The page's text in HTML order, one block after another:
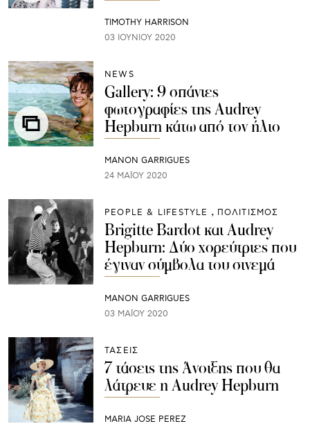
TIMOTHY HARRISON
03 ΙΟΥΝΊΟΥ 2020
NEWS
Gallery: 9 σπάνιες
φωτογραφίες της Audrey
Hepburn κάτω από τον ήλιο
MANON GARRIGUES
24 ΜΑΪ́ΟΥ 2020
PEOPLE & LIFESTYLE ΠΟΛΙΤΙΣΜΟΣ
Brigitte Bardot και Audrey
Hepburn: Δύο χορεύτριες που
έγιναν σύμβολα του σινεμά
MANON GARRIGUES
03 ΜΑΪ́ΟΥ 2020
ΤΑΣΕΙΣ
7 τάσεις της Άνοιξης που θα
λάτρευε η Audrey Hepburn
MARIA JOSE PEREZ